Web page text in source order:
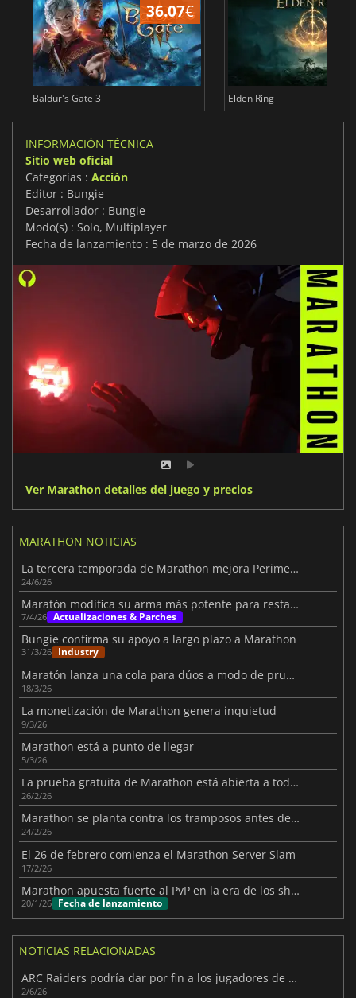
36.07€
Baldur's Gate 3 Elden Ring
INFORMACIÓN TÉCNICA
Sitio web oficial
Categorías : Acción
Editor : Bungie
Desarrollador : Bungie
Modo(s) : Solo, Multiplayer
Fecha de lanzamiento : 5 de marzo de 2026
Ver Marathon detalles del juego y precios
MARATHON NOTICIAS
La tercera temporada de Marathon mejora Perimeter
24/6/26
Maratón modifica su arma más potente para restablecer el equilibrio
7/4/26 Actualizaciones & Parches
Bungie confirma su apoyo a largo plazo a Marathon
31/3/26 Industry
Maratón lanza una cola para dúos a modo de prueba
18/3/26
La monetización de Marathon genera inquietud
9/3/26
Marathon está a punto de llegar
5/3/26
La prueba gratuita de Marathon está abierta a todos los jugadores
26/2/26
Marathon se planta contra los tramposos antes de su lanzamiento
24/2/26
El 26 de febrero comienza el Marathon Server Slam
17/2/26
Marathon apuesta fuerte al PvP en la era de los shooters de extracción
20/1/26 Fecha de lanzamiento
NOTICIAS RELACIONADAS
ARC Raiders podría dar por fin a los jugadores de PvE el modo que quieren
2/6/26